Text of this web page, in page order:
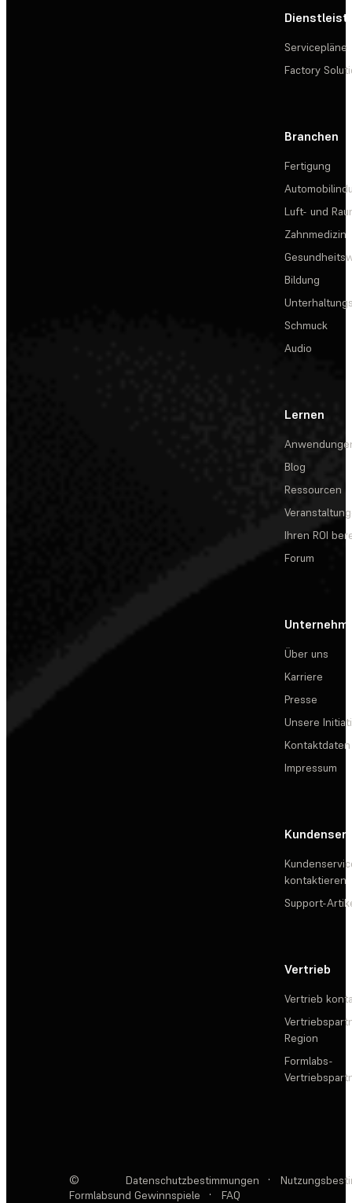
Servicepläne
Factory
Branchen
Fertigung
Luft- und
Zahnmedizin
Bildung
Schmuck
Audio
Lernen
Blog
Ressourcen
Ihren ROI
Forum
Über uns
Karriere
Presse
Unsere
Kontaktdaten
Impressum
kontaktieren
Support-
Vertrieb
Vertrieb
Region
Formlabs-
©
Formlabs
Datenschutzbestimmungen ·
und Gewinnspiele
· FAQ